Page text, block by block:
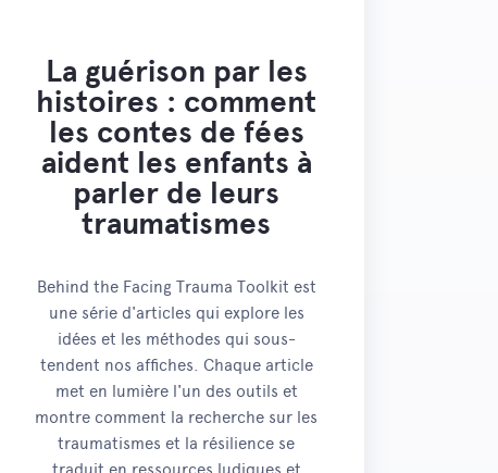
La guérison par les
histoires : comment
les contes de fées
aident les enfants à
parler de leurs
traumatismes
Behind the Facing Trauma Toolkit est
une série d'articles qui explore les
idées et les méthodes qui sous-
tendent nos affiches. Chaque article
met en lumière l'un des outils et
montre comment la recherche sur les
traumatismes et la résilience se